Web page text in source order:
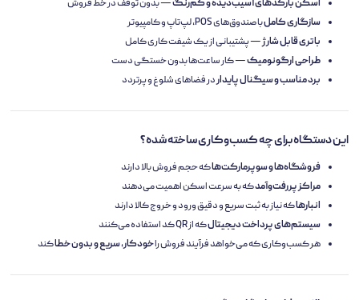
اسکن بارکدهای آسیب‌دیده و کم‌رنگ— بدون توقف در خط فروش
سازگاری کاملبا صندوق‌های POS، لپ‌تاپ و کامپیوتر
باتری قابل شارژ— پشتیبانی از یک شیفت کاری کامل
طراحی ارگونومیک— کار ساعت‌ها بدون خستگی دست
برد مناسب و سیگنال پایداردر فضاهای شلوغ و پرتردد
این دستگاه برای چه کسب‌وکاری ساخته شده؟
فروشگاه‌ها و سوپرمارکت‌هاکه حجم فروش بالا دارند
مراکز پررفت‌وآمدکه به سرعت اسکن اهمیت می‌دهند
انبارهاکه نیاز به ثبت سریع و دقیق ورود و خروج کالا دارند
سیستم‌های پرداخت دیجیتالکه از QR کد استفاده می‌کنند
هر کسب‌وکاری که می‌خواهد فرآیند فروش راخودکار، سریع و بدون خطاکند